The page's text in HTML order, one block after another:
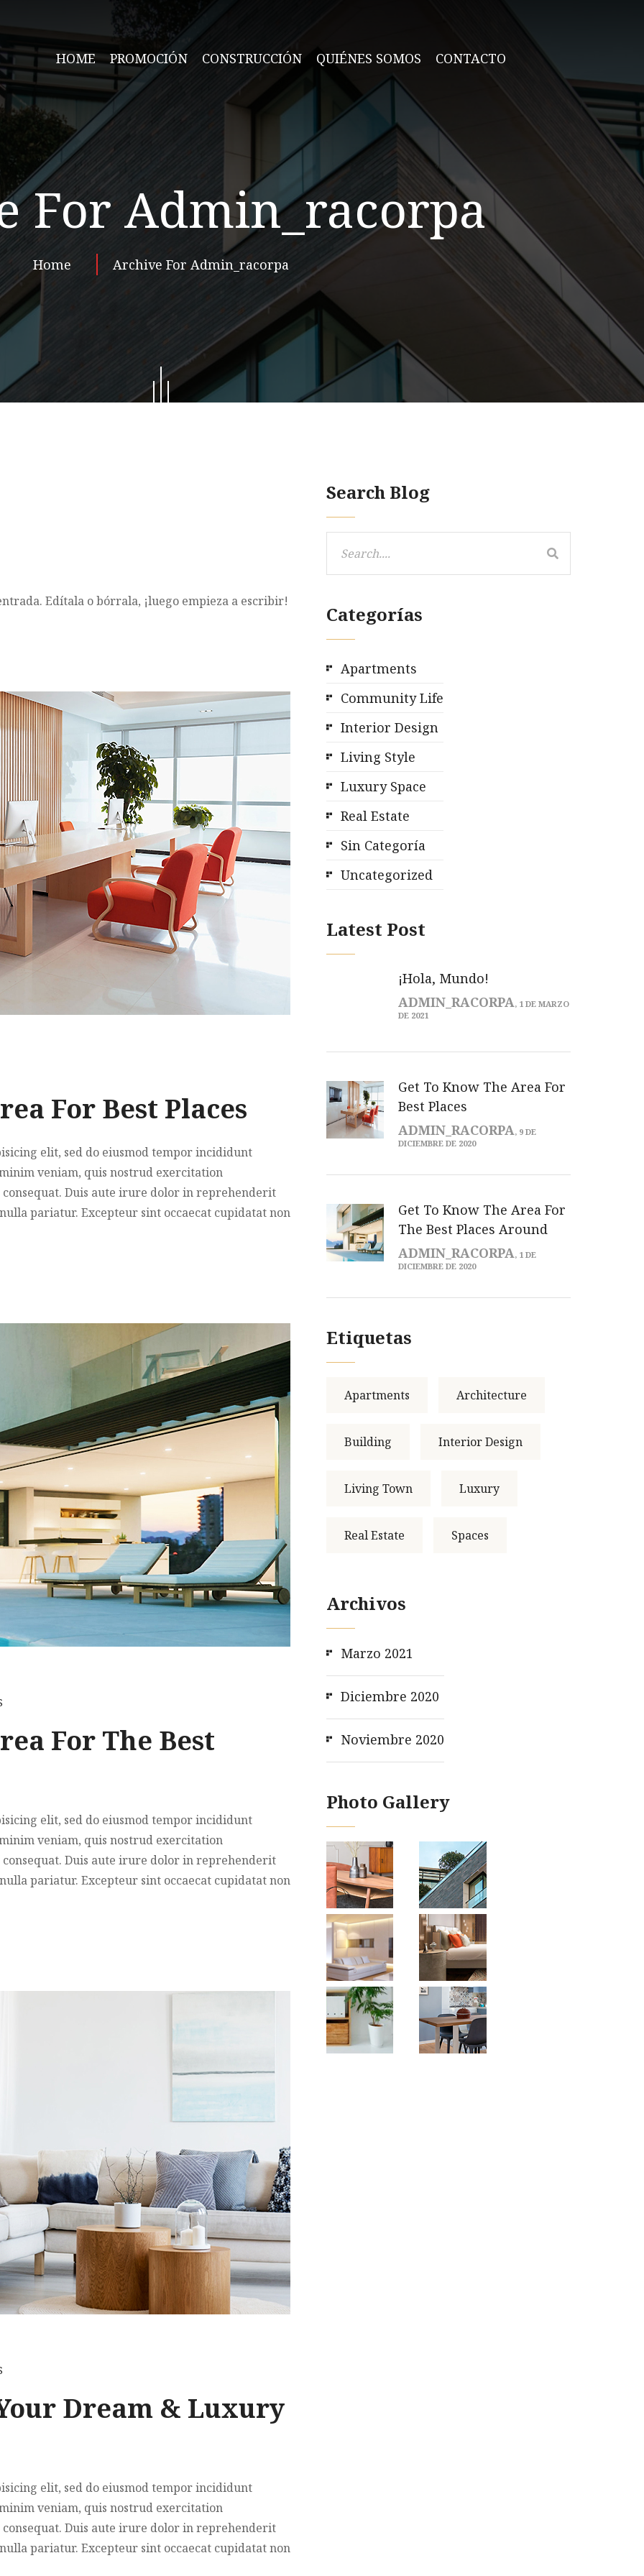
HOME PROMOCIÓN CONSTRUCCIÓN QUIÉNES SOMOS CONTACTO
For Admin_racorpa
Home Archive For Admin_racorpa
Edítala o bórrala, ¡luego empieza a escribir!
For Best Places
elit, sed do eiusmod tempor incididunt
veniam, quis nostrud exercitation
Duis aute irure dolor in reprehenderit
pariatur. Excepteur sint occaecat cupidatat non
For The Best
elit, sed do eiusmod tempor incididunt
veniam, quis nostrud exercitation
Duis aute irure dolor in reprehenderit
pariatur. Excepteur sint occaecat cupidatat non
Dream & Luxury
elit, sed do eiusmod tempor incididunt
veniam, quis nostrud exercitation
Duis aute irure dolor in reprehenderit
pariatur. Excepteur sint occaecat cupidatat non
Search Blog
Categorías
Apartments
Community Life
Interior Design
Living Style
Luxury Space
Real Estate
Sin Categoría
Uncategorized
Latest Post
¡Hola, Mundo!
ADMIN_RACORPA, 1 DE MARZO
DE 2021
Get To Know The Area For
Best Places
ADMIN_RACORPA, 9 DE
DICIEMBRE DE 2020
Get To Know The Area For
The Best Places Around
ADMIN_RACORPA, 1 DE
DICIEMBRE DE 2020
Etiquetas
Apartments Architecture
Building Interior Design
Living Town Luxury
Real Estate Spaces
Archivos
Marzo 2021
Diciembre 2020
Noviembre 2020
Photo Gallery